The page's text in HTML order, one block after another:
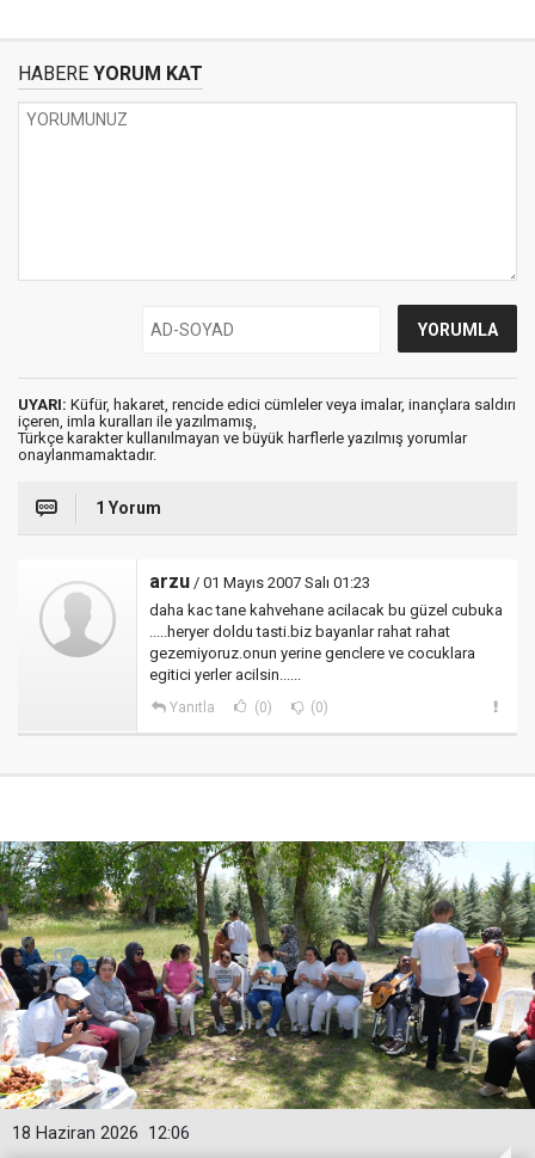
HABERE YORUM KAT
UYARI: Küfür, hakaret, rencide edici cümleler veya imalar, inançlara saldırı
içeren, imla kuralları ile yazılmamış,
Türkçe karakter kullanılmayan ve büyük harflerle yazılmış yorumlar
onaylanmamaktadır.
1 Yorum
arzu / 01 Mayıs 2007 Salı 01:23
daha kac tane kahvehane acilacak bu güzel cubuka
.....heryer doldu tasti.biz bayanlar rahat rahat
gezemiyoruz.onun yerine genclere ve cocuklara
egitici yerler acilsin......
Yanıtla (0) (0)
12:06
18 Haziran 2026